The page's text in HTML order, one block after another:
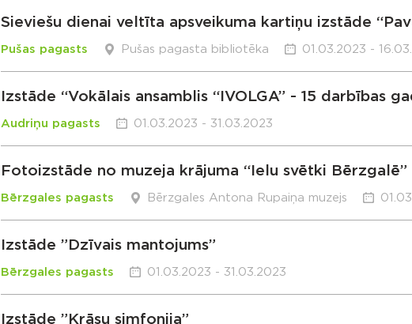
Sieviešu dienai veltīta apsveikuma kartiņu izstāde
Pušas pagasts Pušas pagasta bibliotēka 01.03.2023 -
Izstāde “Vokālais ansamblis “IVOLGA” - 15 darbības
Audriņu pagasts 01.03.2023 - 31.03.2023
Fotoizstāde no muzeja krājuma “Ielu svētki Bērzgalē”
Bērzgales pagasts Bērzgales Antona Rupaiņa muzejs
Izstāde ”Dzīvais mantojums”
Bērzgales pagasts 01.03.2023 - 31.03.2023
Izstāde ”Krāsu simfonija”